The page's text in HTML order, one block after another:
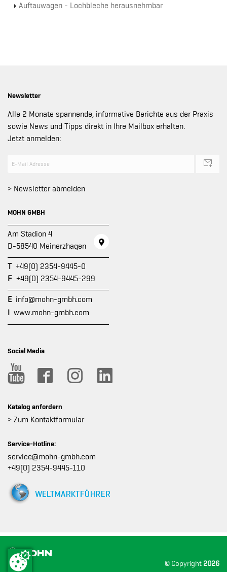
Auftauwagen - Lochbleche herausnehmbar
Newsletter
Alle 2 Monate spannende, informative Berichte aus der Praxis
sowie News und Tipps direkt in Ihre Mailbox erhalten.
Jetzt anmelden:
> Newsletter abmelden
MOHN GMBH
Am Stadion 4
D-58540 Meinerzhagen
T +49(0) 2354-9445-0
F +49(0) 2354-9445-299
E info@mohn-gmbh.com
I www.mohn-gmbh.com
Social Media
Katalog anfordern
> Zum Kontaktformular
Service-Hotline:
service@mohn-gmbh.com
+49(0) 2354-9445-110
© Copyright 2026